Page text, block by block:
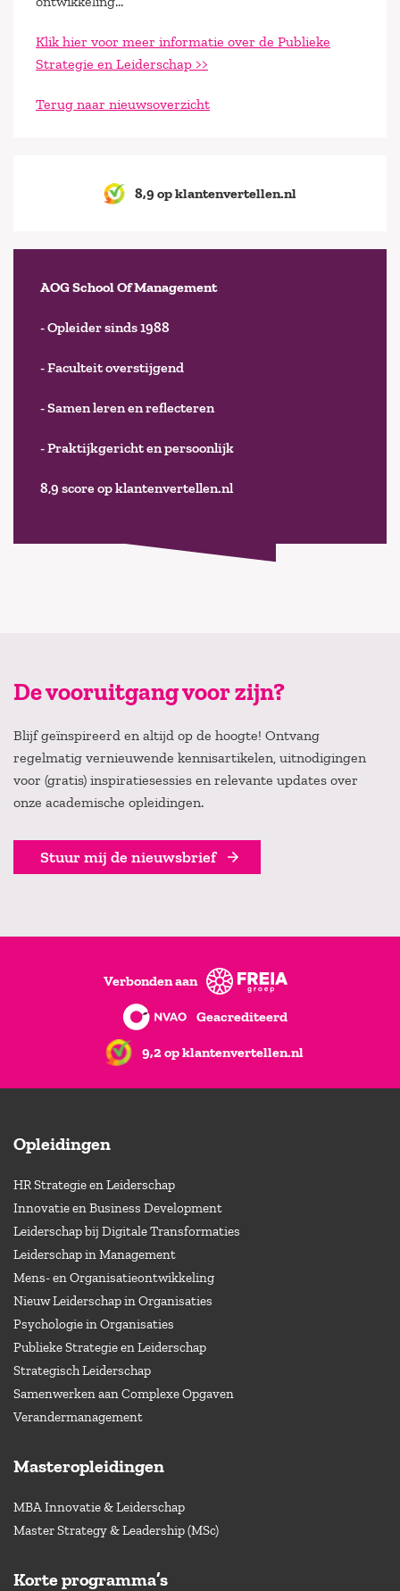
Klik hier voor meer informatie over de Publieke
Strategie en Leiderschap >>
Terug naar nieuwsoverzicht
8,9 op klantenvertellen.nl
AOG School Of Management
- Opleider sinds 1988
- Faculteit overstijgend
- Samen leren en reflecteren
- Praktijkgericht en persoonlijk
8,9 score op klantenvertellen.nl
De vooruitgang voor zijn?
Blijf geïnspireerd en altijd op de hoogte! Ontvang
regelmatig vernieuwende kennisartikelen, uitnodigingen
voor (gratis) inspiratiesessies en relevante updates over
onze academische opleidingen.
Stuur mij de nieuwsbrief
Verbonden aan
Geacrediteerd
9,2 op klantenvertellen.nl
Opleidingen
HR Strategie en Leiderschap
Innovatie en Business Development
Leiderschap bij Digitale Transformaties
Leiderschap in Management
Mens- en Organisatieontwikkeling
Nieuw Leiderschap in Organisaties
Psychologie in Organisaties
Publieke Strategie en Leiderschap
Strategisch Leiderschap
Samenwerken aan Complexe Opgaven
Verandermanagement
Masteropleidingen
MBA Innovatie & Leiderschap
Master Strategy & Leadership (MSc)
Korte programma’s